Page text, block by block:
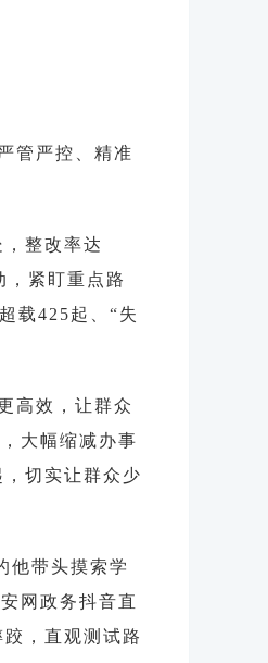
管严控、精准
整改率达
，紧盯重点路
载425起、“失
高效，让群众
大幅缩减办事
切实让群众少
他带头摸索学
网政务抖音直
，直观测试路